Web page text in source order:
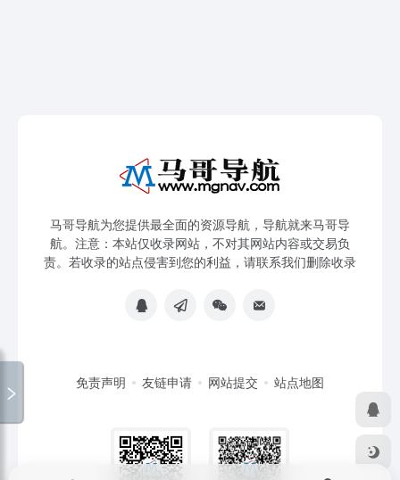
马哥导航为您提供最全面的资源导航，导航就来马哥导
航。注意：本站仅收录网站，不对其网站内容或交易负
责。若收录的站点侵害到您的利益，请联系我们删除收录
免责声明 友链申请 网站提交 站点地图